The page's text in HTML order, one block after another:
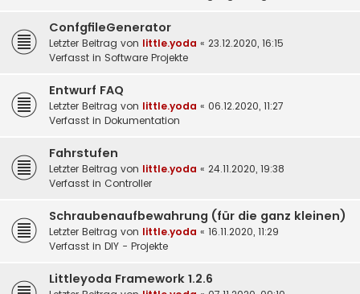
ConfgfileGenerator
Letzter Beitrag von little.yoda « 23.12.2020, 16:15
Verfasst in Software Projekte
Entwurf FAQ
Letzter Beitrag von little.yoda « 06.12.2020, 11:27
Verfasst in Dokumentation
Fahrstufen
Letzter Beitrag von little.yoda « 24.11.2020, 19:38
Verfasst in Controller
Schraubenaufbewahrung (für die ganz kleinen)
Letzter Beitrag von little.yoda « 16.11.2020, 11:29
Verfasst in DIY - Projekte
Littleyoda Framework 1.2.6